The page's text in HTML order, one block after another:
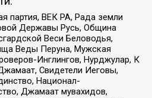
партия, ВЕК РА, Рада земли
Державы Русь, Община
Веси Беловодья,
Веды Перуна, Мужская
Инглингов, Нурджулар, К
Свидетели Иеговы,
Национал-
Джамаат мувахидов,